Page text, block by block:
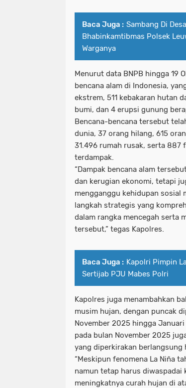
Baca Juga : Sambang Di
Bhabinkamtibmas Polsek
Warganya
Menurut data BNPB hingga 19
bencana alam di Indonesia,
ekstrem, 511 kebakaran hutan
bumi, dan 4 erupsi gunung
Bencana-bencana tersebut
dunia, 37 orang hilang, 615
31.496 rumah rusak, serta 887
terdampak.
“Dampak bencana alam
dan kerugian ekonomi, tetapi
mengganggu kehidupan sosial
langkah strategis yang
dalam rangka mencegah serta
tersebut,” tegas Kapolres.
Baca Juga : Kapolri Pimpin
Sertijab PJU Mabes Polri
Kapolres juga menambahkan
musim hujan, dengan puncak
November 2025 hingga
pada bulan November 2025
yang diperkirakan berlangsung
“Meskipun fenomena La Niña
namun tetap harus diwaspadai
meningkatnya curah hujan di